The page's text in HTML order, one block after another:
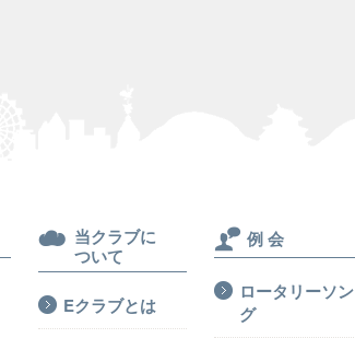
当クラブに
ついて
Eクラブとは
例 会
ロータリーソン
グ